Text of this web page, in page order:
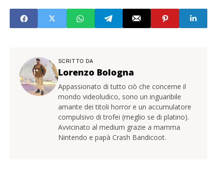
SCRITTO DA
Lorenzo Bologna
Appassionato di tutto ciò che concerne il
mondo videoludico, sono un inguaribile
amante dei titoli horror e un accumulatore
compulsivo di trofei (meglio se di platino).
Avvicinato al medium grazie a mamma
Nintendo e papà Crash Bandicoot.